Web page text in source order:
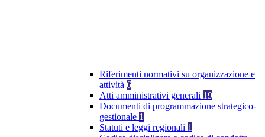
Riferimenti normativi su organizzazione e
attività 6
Atti amministrativi generali 19
Documenti di programmazione strategico-
gestionale 1
Statuti e leggi regionali 1